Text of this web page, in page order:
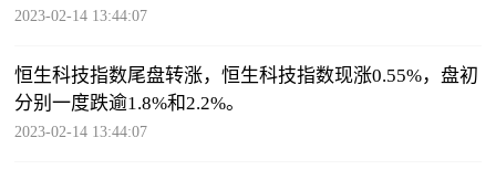
2023-02-14 13:44:07
恒生科技指数尾盘转涨，恒生科技指数现涨0.55%，盘初
分别一度跌逾1.8%和2.2%。
2023-02-14 13:44:07